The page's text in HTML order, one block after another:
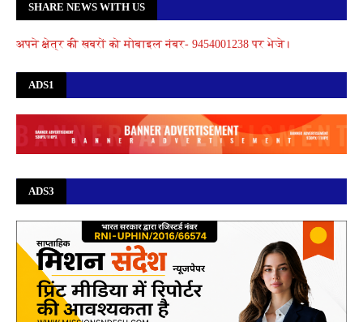
SHARE NEWS WITH US
अपने क्षेत्र की खबरों को मोबाइल नंबर- 9454001238 पर भेजे।
ADS1
ADS3